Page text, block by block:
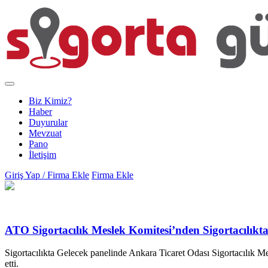
Biz Kimiz?
Haber
Duyurular
Mevzuat
Pano
İletişim
Giriş Yap / Firma Ekle Firma Ekle
ATO Sigortacılık Meslek Komitesi’nden
Sigortacılıkta Gelecek panelinde Ankara Ticaret Odası
etti.